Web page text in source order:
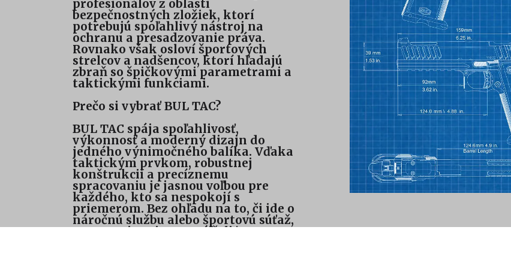
profesionálov z oblasti
bezpečnostných zložiek, ktorí
potrebujú spoľahlivý nástroj na
ochranu a presadzovanie práva.
Rovnako však osloví športových
strelcov a nadšencov, ktorí hľadajú
zbraň so špičkovými parametrami a
taktickými funkciami.
Prečo si vybrať BUL TAC?
BUL TAC spája spoľahlivosť,
výkonnosť a moderný dizajn do
jedného výnimočného balíka. Vďaka
taktickým prvkom, robustnej
konštrukcii a precíznemu
spracovaniu je jasnou voľbou pre
každého, kto sa nespokojí s
priemerom. Bez ohľadu na to, či ide o
náročnú službu alebo športovú súťaž,
BUL TAC je pripravený čeliť